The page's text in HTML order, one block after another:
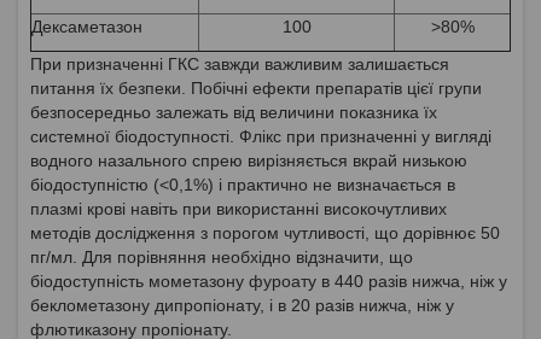
Дексаметазон 100
>80%
При призначенні ГКС завжди важливим залишається
питання їх безпеки. Побічні ефекти препаратів цієї групи
безпосередньо залежать від величини показника їх
системної біодоступності. Флікс при призначенні у вигляді
водного назального спрею вирізняється вкрай низькою
біодоступністю (<0,1%) і практично не визначається в
плазмі крові навіть при використанні високочутливих
методів дослідження з порогом чутливості, що дорівнює 50
пг/мл. Для порівняння необхідно відзначити, що
біодоступність мометазону фуроату в 440 разів нижча, ніж у
беклометазону дипропіонату, і в 20 разів нижча, ніж у
флютиказону пропіонату.